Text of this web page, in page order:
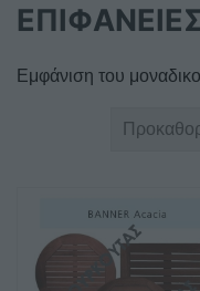
ΕΠΙΦΑΝΕΙΕΣ
Εμφάνιση του
προϊόν
έχει